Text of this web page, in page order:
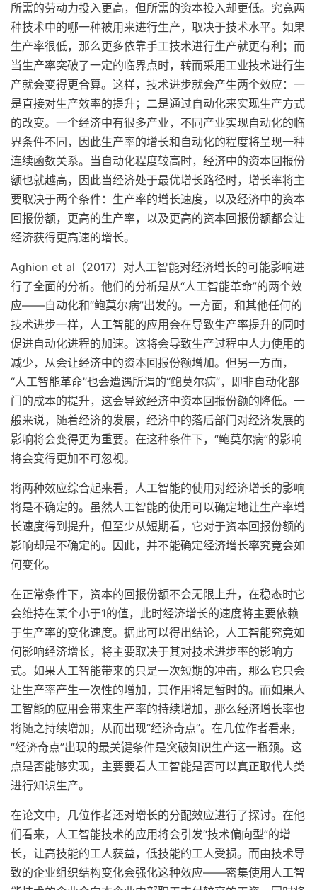
所需的劳动力投入更高，但所需的资本投入却更低。究竟两
种技术中的哪一种被用来进行生产，取决于技术水平。如果
生产率很低，那么更多依靠手工技术进行生产就更有利；而
当生产率突破了一定的临界点时，转而采用工业技术进行生
产就会变得更合算。这样，技术进步就会产生两个效应：一
是直接对生产效率的提升；二是通过自动化来实现生产方式
的改变。一个经济中有很多产业，不同产业实现自动化的临
界条件不同，因此生产率的增长和自动化的程度将呈现一种
连续函数关系。当自动化程度较高时，经济中的资本回报份
额也就越高，因此当经济处于最优增长路径时，增长率将主
要取决于两个条件：生产率的增长速度，以及经济中的资本
回报份额，更高的生产率，以及更高的资本回报份额都会让
经济获得更高速的增长。
Aghion et al（2017）对人工智能对经济增长的可能影响进
行了全面的分析。他们的分析是从“人工智能革命”的两个效
应——自动化和“鲍莫尔病”出发的。一方面，和其他任何的
技术进步一样，人工智能的应用会在导致生产率提升的同时
促进自动化进程的加速。这将会导致生产过程中人力使用的
减少，从会让经济中的资本回报份额增加。但另一方面，
“人工智能革命”也会遭遇所谓的“鲍莫尔病”，即非自动化部
门的成本的提升，这会导致经济中资本回报份额的降低。一
般来说，随着经济的发展，经济中的落后部门对经济发展的
影响将会变得更为重要。在这种条件下，“鲍莫尔病”的影响
将会变得更加不可忽视。
将两种效应综合起来看，人工智能的使用对经济增长的影响
将是不确定的。虽然人工智能的使用可以确定地让生产率增
长速度得到提升，但至少从短期看，它对于资本回报份额的
影响却是不确定的。因此，并不能确定经济增长率究竟会如
何变化。
在正常条件下，资本的回报份额不会无限上升，在稳态时它
会维持在某个小于1的值，此时经济增长的速度将主要依赖
于生产率的变化速度。据此可以得出结论，人工智能究竟如
何影响经济增长，将主要取决于其对技术进步率的影响方
式。如果人工智能带来的只是一次短期的冲击，那么它只会
让生产率产生一次性的增加，其作用将是暂时的。而如果人
工智能的应用会带来生产率的持续增加，那么经济增长率也
将随之持续增加，从而出现“经济奇点”。在几位作者看来，
“经济奇点”出现的最关键条件是突破知识生产这一瓶颈。这
点是否能够实现，主要要看人工智能是否可以真正取代人类
进行知识生产。
在论文中，几位作者还对增长的分配效应进行了探讨。在他
们看来，人工智能技术的应用将会引发“技术偏向型”的增
长，让高技能的工人获益，低技能的工人受损。而由技术导
致的企业组织结构变化会强化这种效应——密集使用人工智